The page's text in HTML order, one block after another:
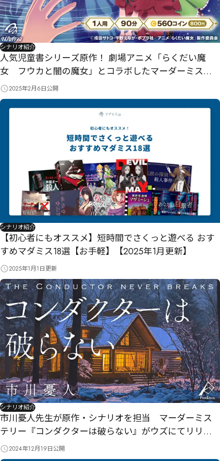
シナリオ紹介
人気児童書シリーズ原作！ 劇場アニメ「らくだい魔
女 フウカと闇の魔女」とコラボしたマーダーミステ
リーが2025年2月12日にリリース！
2025年2月6日公開
シナリオ紹介
【初心者にもオススメ】短時間でさくっと遊べる おす
すめマダミス18選【お手軽】【2025年1月更新】
2025年1月1日更新
シナリオ紹介
市川憂人先生が原作・シナリオを担当 マーダーミス
テリー『コンダクターは破らない』がウズにてリリー
ス！2024年12月19日公開